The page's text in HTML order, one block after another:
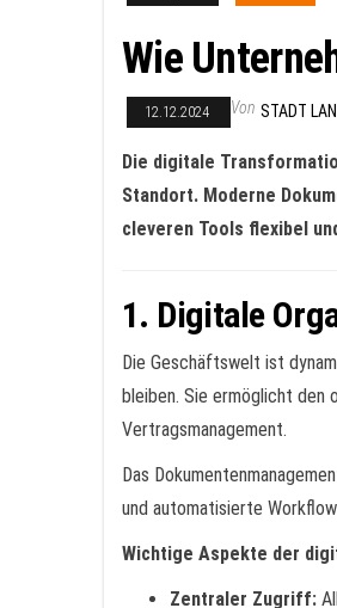
Wie
12.12.2024 Von STADT
Die digitale
Standort. Moderne
cleveren Tools flexibel
1. Digitale
Die Geschäftswelt ist
bleiben. Sie ermöglicht den
Vertragsmanagement.
Das
und automatisierte
Wichtige Aspekte der
Zentraler Zugriff: